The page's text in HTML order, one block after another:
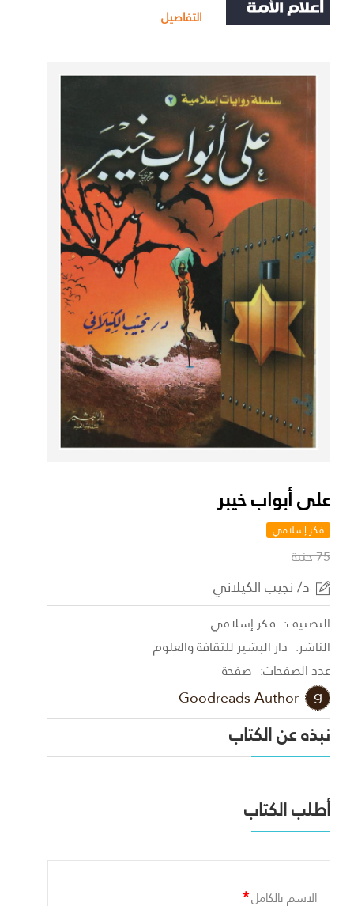
التفاصيل
على أبواب خيبر
فكر إسلامي
75 جنية
د/ نجيب الكيلاني
التصنيف: فكر إسلامي
الناشر: دار البشير للثقافة والعلوم
عدد الصفحات: صفحة
Goodreads Author
نبذه عن الكتاب
أطلب الكتاب
الاسم بالكامل*